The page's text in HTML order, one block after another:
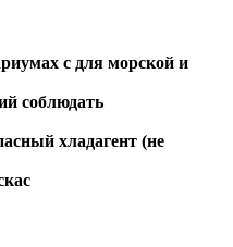
с для морской и
соблюдать
хладагент (не